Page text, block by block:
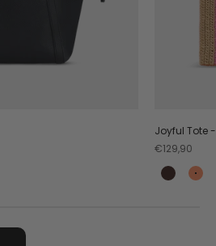
Joyful Tote
Angebot
€129,90
Coffee